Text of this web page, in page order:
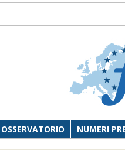
OSSERVATORIO NUMERI